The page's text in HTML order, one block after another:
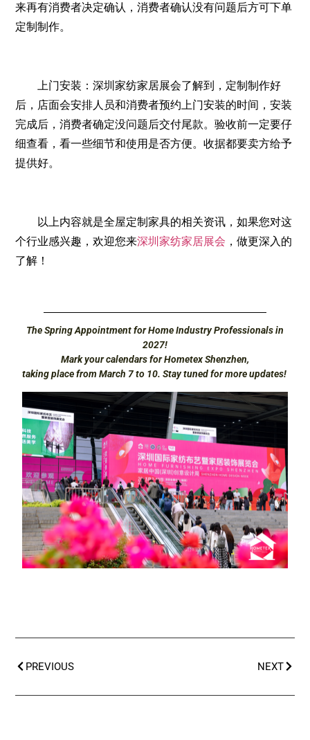
来再有消费者决定确认，消费者确认没有问题后方可下单
定制制作。
上门安装：深圳家纺家居展会了解到，定制制作好
后，店面会安排人员和消费者预约上门安装的时间，安装
完成后，消费者确定没问题后交付尾款。验收前一定要仔
细查看，看一些细节和使用是否方便。收据都要卖方给予
提供好。
以上内容就是全屋定制家具的相关资讯，如果您对这
个行业感兴趣，欢迎您来深圳家纺家居展会 ，做更深入的
了解！
The Spring Appointment for Home Industry Professionals in
2027!
Mark your calendars for Hometex Shenzhen,
taking place from March 7 to 10. Stay tuned for more updates!
PREVIOUS NEXT